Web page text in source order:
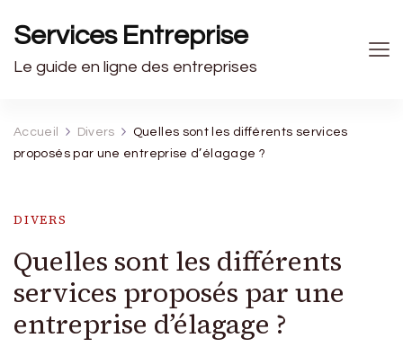
Services Entreprise
Le guide en ligne des entreprises
Accueil Divers
Quelles sont les différents services
proposés par une entreprise d’élagage ?
DIVERS
Quelles sont les différents
services proposés par une
entreprise d’élagage ?